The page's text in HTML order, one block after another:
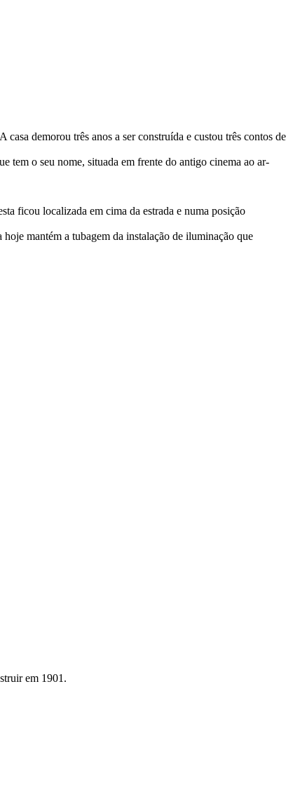
demorou três anos a ser construída e custou três contos de
tem o seu nome, situada em frente do antigo cinema ao ar-
ficou localizada em cima da estrada e numa posição
mantém a tubagem da instalação de iluminação que
em 1901.